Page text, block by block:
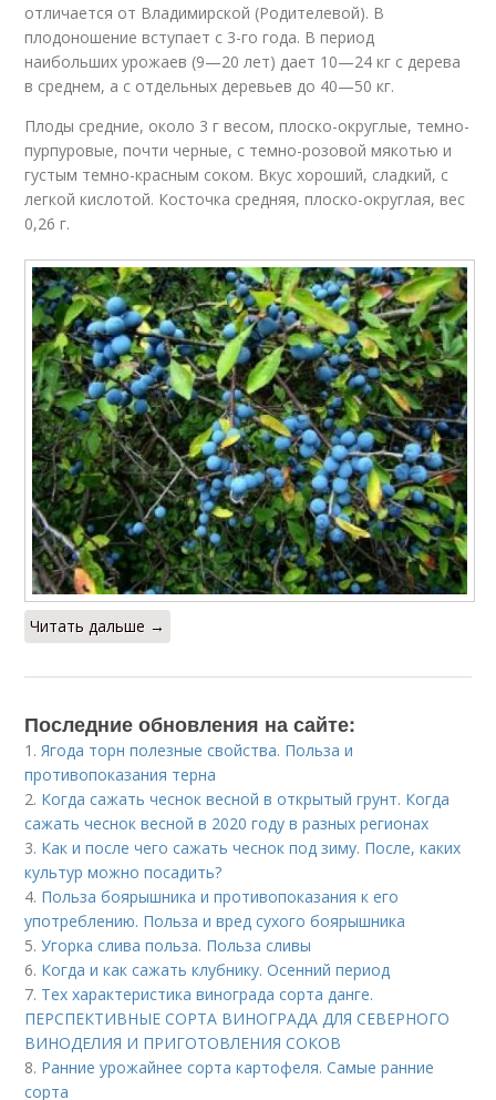
отличается от Владимирской (Родителевой). В
плодоношение вступает с 3-го года. В период
наибольших урожаев (9—20 лет) дает 10—24 кг с дерева
в среднем, а с отдельных деревьев до 40—50 кг.
Плоды средние, около 3 г весом, плоско-округлые, темно-
пурпуровые, почти черные, с темно-розовой мякотью и
густым темно-красным соком. Вкус хороший, сладкий, с
легкой кислотой. Косточка средняя, плоско-округлая, вес
0,26 г.
Читать дальше →
Последние обновления на сайте:
1. Ягода торн полезные свойства. Польза и
противопоказания терна
2. Когда сажать чеснок весной в открытый грунт. Когда
сажать чеснок весной в 2020 году в разных регионах
3. Как и после чего сажать чеснок под зиму. После, каких
культур можно посадить?
4. Польза боярышника и противопоказания к его
употреблению. Польза и вред сухого боярышника
5.Угорка слива польза. Польза сливы
6. Когда и как сажать клубнику. Осенний период
7. Тех характеристика винограда сорта данге.
ПЕРСПЕКТИВНЫЕ СОРТА ВИНОГРАДА ДЛЯ CЕВЕРНОГО
ВИНОДЕЛИЯ И ПРИГОТОВЛЕНИЯ СОКОВ
8. Ранние урожайнее сорта картофеля. Самые ранние
сорта